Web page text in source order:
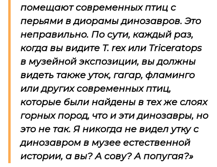
помещают современных птиц с
перьями в диорамы динозавров. Это
неправильно. По сути, каждый раз,
когда вы видите T. rexили Triceratops
в музейной экспозиции, вы должны
видеть также уток, гагар, фламинго
или других современных птиц,
которые были найдены в тех же слоях
горных пород, что и эти динозавры, но
это не так. Я никогда не видел утку с
динозавром в музее естественной
истории, а вы? А сову? А попугая?»